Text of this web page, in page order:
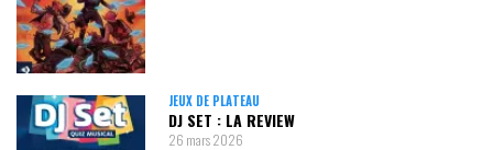
JEUX DE PLATEAU
DJ SET : LA REVIEW
26 mars 2026